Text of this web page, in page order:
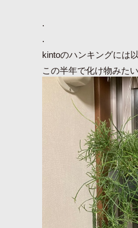
.
.
kintoのハンキングには
この半年で化け物みた
余った鉢はベンジャミ